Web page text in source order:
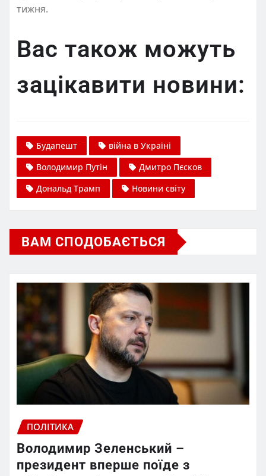
тижня.
Вас також можуть
зацікавити новини:
Будапешт
війна в Україні
Володимир Путін
Дмитро Пєсков
Дональд Трамп
Новини світу
ВАМ СПОДОБАЄТЬСЯ
ПОЛІТИКА
Володимир Зеленський –
президент вперше поїде з